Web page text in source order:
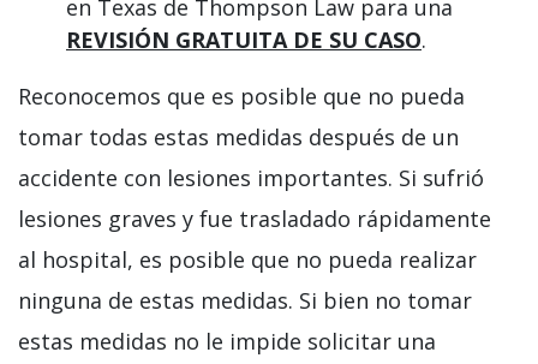
en Texas de Thompson Law para una
REVISIÓN GRATUITA DE SU CASO.
Reconocemos que es posible que no pueda
tomar todas estas medidas después de un
accidente con lesiones importantes. Si sufrió
lesiones graves y fue trasladado rápidamente
al hospital, es posible que no pueda realizar
ninguna de estas medidas. Si bien no tomar
estas medidas no le impide solicitar una